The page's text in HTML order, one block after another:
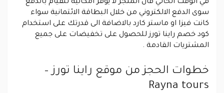
في الوقت الحالي فان المتجر لا يوفر امكانية للقيام بالدفع
سوى الدفع الالكتروني من خلال البطاقة الائتمانية سواء
كانت فيزا او ماستر كارد بالاضافة الى قدرتك على استخدام
كود خصم راينا تورز للحصول على تخفيضات على جميع
المشتريات القادمة .
خطوات الحجز من موقع راينا تورز –
Rayna tours